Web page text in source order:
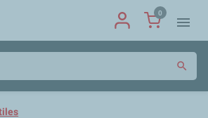
0
menu
search